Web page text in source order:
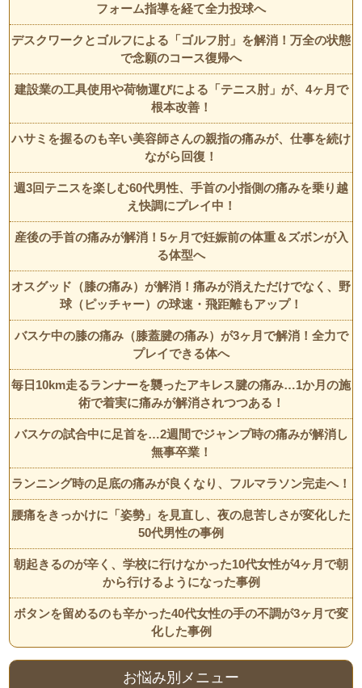
フォーム指導を経て全力投球へ
デスクワークとゴルフによる「ゴルフ肘」を解消！万全の状態
で念願のコース復帰へ
建設業の工具使用や荷物運びによる「テニス肘」が、4ヶ月で
根本改善！
ハサミを握るのも辛い美容師さんの親指の痛みが、仕事を続け
ながら回復！
週3回テニスを楽しむ60代男性、手首の小指側の痛みを乗り越
え快調にプレイ中！
産後の手首の痛みが解消！5ヶ月で妊娠前の体重＆ズボンが入
る体型へ
オスグッド（膝の痛み）が解消！痛みが消えただけでなく、野
球（ピッチャー）の球速・飛距離もアップ！
バスケ中の膝の痛み（膝蓋腱の痛み）が3ヶ月で解消！全力で
プレイできる体へ
毎日10km走るランナーを襲ったアキレス腱の痛み…1か月の施
術で着実に痛みが解消されつつある！
バスケの試合中に足首を…2週間でジャンプ時の痛みが解消し
無事卒業！
ランニング時の足底の痛みが良くなり、フルマラソン完走へ！
腰痛をきっかけに「姿勢」を見直し、夜の息苦しさが変化した
50代男性の事例
朝起きるのが辛く、学校に行けなかった10代女性が4ヶ月で朝
から行けるようになった事例
ボタンを留めるのも辛かった40代女性の手の不調が3ヶ月で変
化した事例
お悩み別メニュー